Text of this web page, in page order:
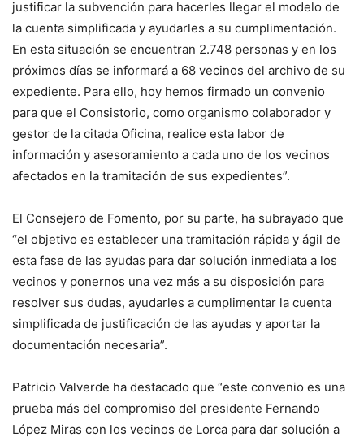
justificar la subvención para hacerles llegar el modelo de
la cuenta simplificada y ayudarles a su cumplimentación.
En esta situación se encuentran 2.748 personas y en los
próximos días se informará a 68 vecinos del archivo de su
expediente. Para ello, hoy hemos firmado un convenio
para que el Consistorio, como organismo colaborador y
gestor de la citada Oficina, realice esta labor de
información y asesoramiento a cada uno de los vecinos
afectados en la tramitación de sus expedientes”.
El Consejero de Fomento, por su parte, ha subrayado que
“el objetivo es establecer una tramitación rápida y ágil de
esta fase de las ayudas para dar solución inmediata a los
vecinos y ponernos una vez más a su disposición para
resolver sus dudas, ayudarles a cumplimentar la cuenta
simplificada de justificación de las ayudas y aportar la
documentación necesaria”.
Patricio Valverde ha destacado que “este convenio es una
prueba más del compromiso del presidente Fernando
López Miras con los vecinos de Lorca para dar solución a